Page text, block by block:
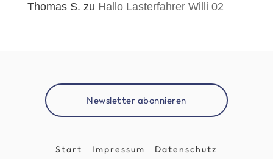
Thomas S. zu Hallo Lasterfahrer Willi 02
Newsletter abonnieren
Start Impressum Datenschutz